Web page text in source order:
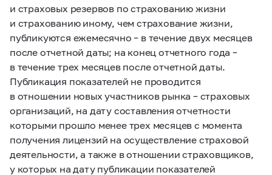
и страховых резервов по страхованию жизни
и страхованию иному, чем страхование жизни,
публикуются ежемесячно – в течение двух месяцев
после отчетной даты; на конец отчетного года –
в течение трех месяцев после отчетной даты.
Публикация показателей не проводится
в отношении новых участников рынка – страховых
организаций, на дату составления отчетности
которыми прошло менее трех месяцев с момента
получения лицензий на осуществление страховой
деятельности, а также в отношении страховщиков,
у которых на дату публикации показателей